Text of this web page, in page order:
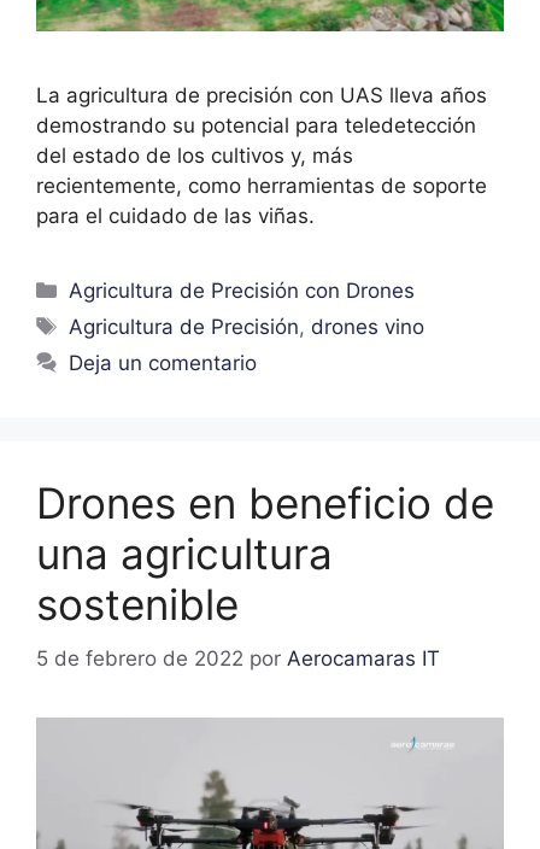
La agricultura de precisión con UAS lleva años
demostrando su potencial para teledetección
del estado de los cultivos y, más
recientemente, como herramientas de soporte
para el cuidado de las viñas.
Agricultura de Precisión con Drones
Agricultura de Precisión, drones vino
Deja un comentario
Drones en beneficio de
una agricultura
sostenible
5 de febrero de 2022 por Aerocamaras IT